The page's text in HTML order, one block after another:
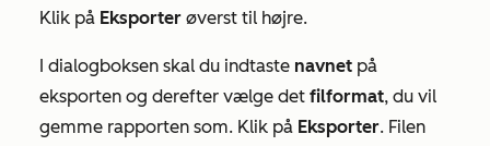
Klik på Eksporter øverst til højre.
I dialogboksen skal du indtaste navnet på
eksporten og derefter vælge det filformat, du vil
gemme rapporten som. Klik på Eksporter. Filen